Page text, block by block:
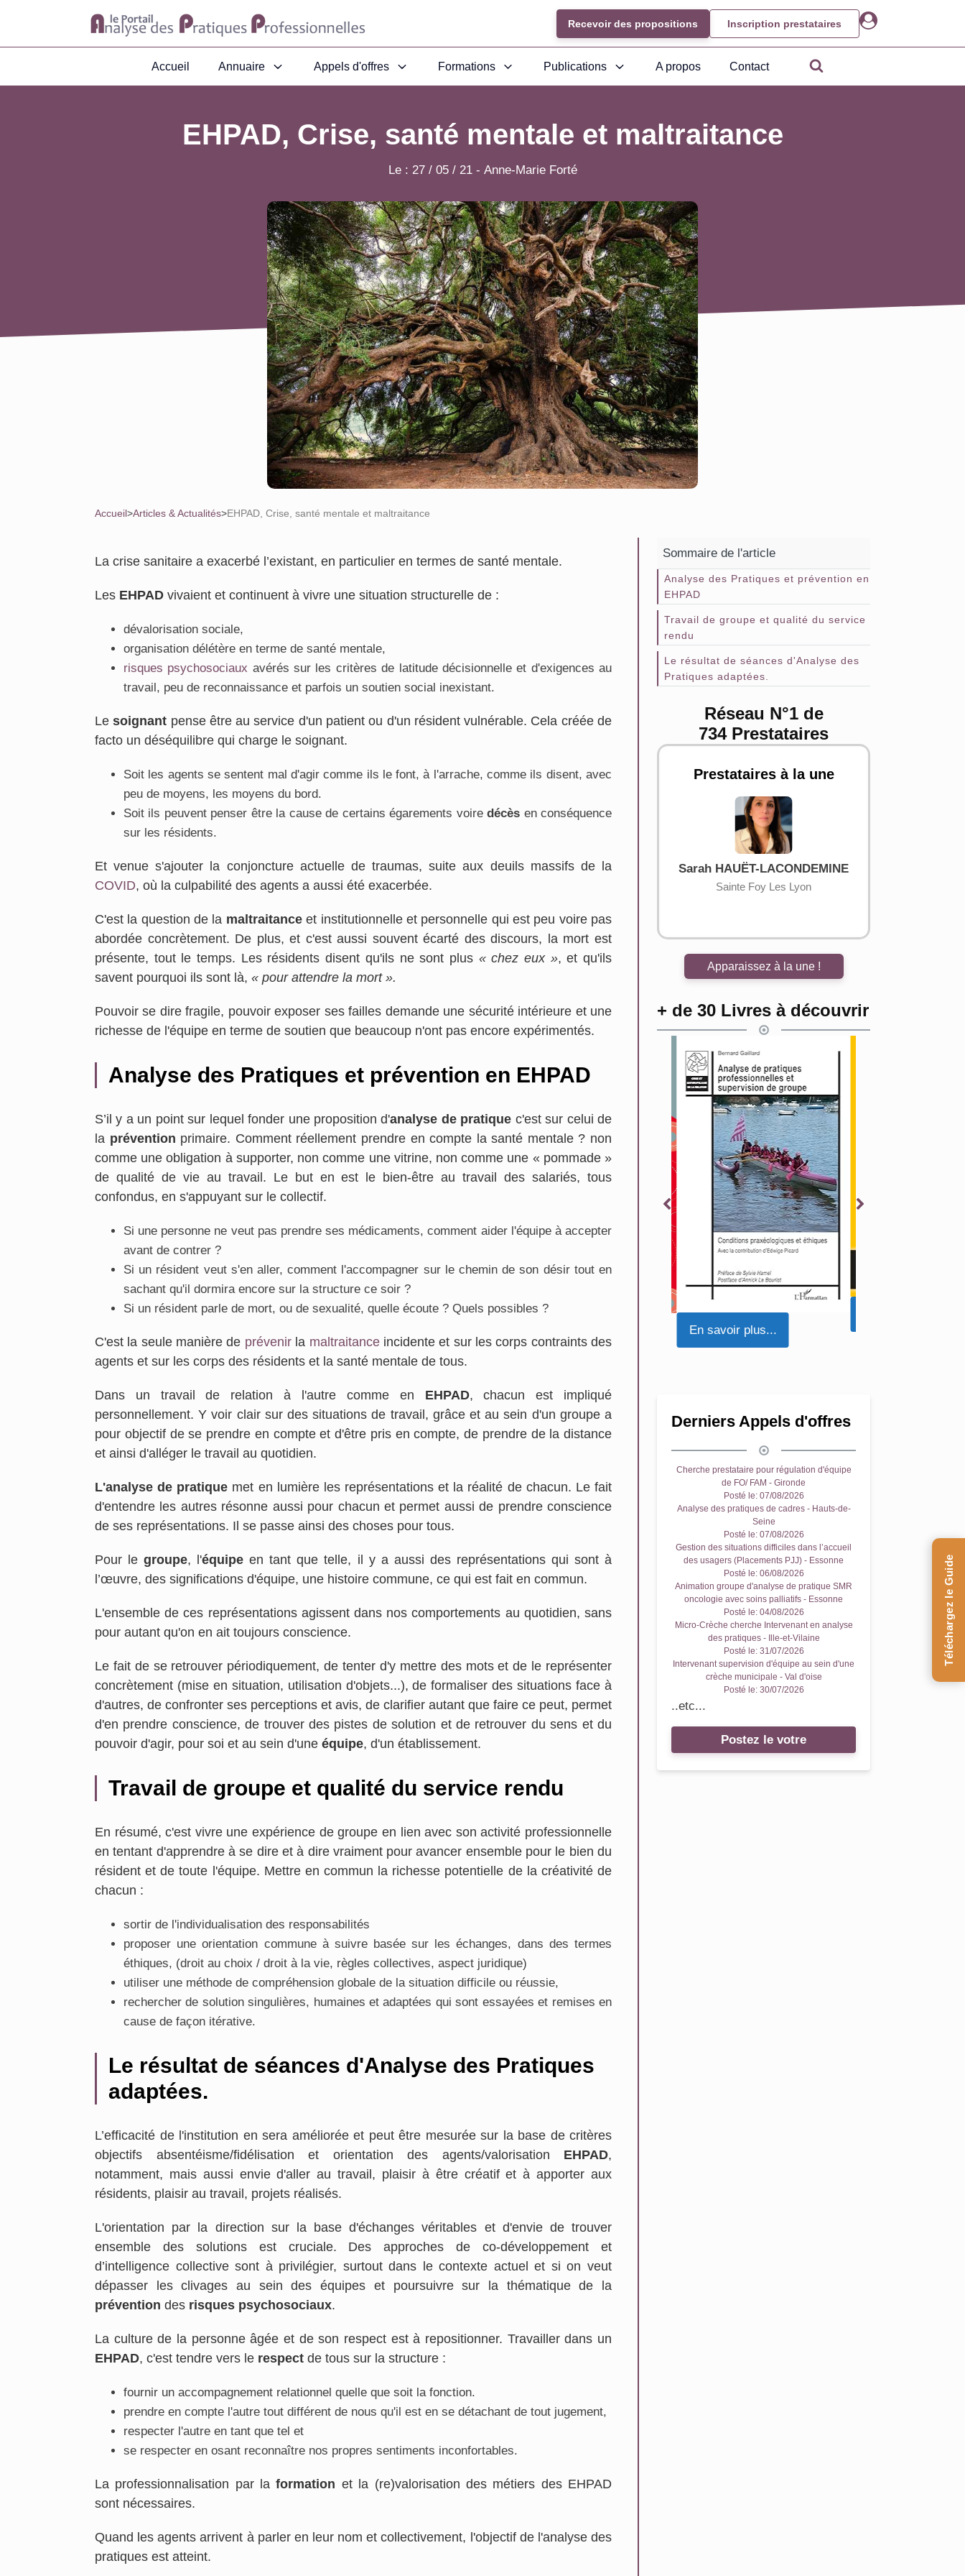
Recevoir des propositions Inscription prestataires
Accueil Annuaire Appels d'offres Formations Publications A propos Contact
EHPAD, Crise, santé mentale et maltraitance
Le : 27 / 05 / 21- Anne-Marie Forté
Accueil>Articles & Actualités>EHPAD, Crise, santé mentale et maltraitance
La crise sanitaire a exacerbé l’existant, en particulier en termes de santé mentale.
Les EHPAD vivaient et continuent à vivre une situation structurelle de :
dévalorisation sociale,
organisation délétère en terme de santé mentale,
risques psychosociaux avérés sur les critères de latitude décisionnelle et d'exigences au
travail, peu de reconnaissance et parfois un soutien social inexistant.
Lesoignant pense être au service d'un patient ou d'un résident vulnérable. Cela créée de
facto un déséquilibre qui charge le soignant.
Soit les agents se sentent mal d'agir comme ils le font, à l'arrache, comme ils disent, avec
peu de moyens, les moyens du bord.
Soit ils peuvent penser être la cause de certains égarements voiredécès en conséquence
sur les résidents.
Et venue s'ajouter la conjoncture actuelle de traumas, suite aux deuils massifs de la
COVID, où la culpabilité des agents a aussi été exacerbée.
C'est la question de la maltraitanceet institutionnelle et personnelle qui est peu voire pas
abordée concrètement. De plus, et c'est aussi souvent écarté des discours, la mort est
présente, tout le temps. Les résidents disent qu'ils ne sont plus « chez eux », et qu'ils
savent pourquoi ils sont là, « pour attendre la mort ».
Pouvoir se dire fragile, pouvoir exposer ses failles demande une sécurité intérieure et une
richesse de l'équipe en terme de soutien que beaucoup n'ont pas encore expérimentés.
Analyse des Pratiques et prévention en EHPAD
S’il y a un point sur lequel fonder une proposition d'analyse de pratique c'est sur celui de
la prévention primaire. Comment réellement prendre en compte la santé mentale ? non
comme une obligation à supporter, non comme une vitrine, non comme une « pommade »
de qualité de vie au travail. Le but en est le bien-être au travail des salariés, tous
confondus, en s'appuyant sur le collectif.
Si une personne ne veut pas prendre ses médicaments, comment aider l'équipe à accepter
avant de contrer ?
Si un résident veut s'en aller, comment l'accompagner sur le chemin de son désir tout en
sachant qu'il dormira encore sur la structure ce soir ?
Si un résident parle de mort, ou de sexualité, quelle écoute ? Quels possibles ?
C'est la seule manière de prévenirla maltraitanceincidente et sur les corps contraints des
agents et sur les corps des résidents et la santé mentale de tous.
Dans un travail de relation à l'autre comme en EHPAD, chacun est impliqué
personnellement. Y voir clair sur des situations de travail, grâce et au sein d'un groupe a
pour objectif de se prendre en compte et d'être pris en compte, de prendre de la distance
et ainsi d'alléger le travail au quotidien.
L'analyse de pratique met en lumière les représentations et la réalité de chacun. Le fait
d'entendre les autres résonne aussi pour chacun et permet aussi de prendre conscience
de ses représentations. Il se passe ainsi des choses pour tous.
Pour legroupe, l'équipeen tant que telle, il y a aussi des représentations qui sont à
l’œuvre, des significations d'équipe, une histoire commune, ce qui est fait en commun.
L'ensemble de ces représentations agissent dans nos comportements au quotidien, sans
pour autant qu'on en ait toujours conscience.
Le fait de se retrouver périodiquement, de tenter d'y mettre des mots et de le représenter
concrètement (mise en situation, utilisation d'objets...), de formaliser des situations face à
d'autres, de confronter ses perceptions et avis, de clarifier autant que faire ce peut, permet
d'en prendre conscience, de trouver des pistes de solution et de retrouver du sens et du
pouvoir d'agir, pour soi et au sein d'une équipe, d'un établissement.
Travail de groupe et qualité du service rendu
En résumé, c'est vivre une expérience de groupe en lien avec son activité professionnelle
en tentant d'apprendre à se dire et à dire vraiment pour avancer ensemble pour le bien du
résident et de toute l'équipe. Mettre en commun la richesse potentielle de la créativité de
chacun :
sortir de l'individualisation des responsabilités
proposer une orientation commune à suivre basée sur les échanges, dans des termes
éthiques, (droit au choix / droit à la vie, règles collectives, aspect juridique)
utiliser une méthode de compréhension globale de la situation difficile ou réussie,
rechercher de solution singulières, humaines et adaptées qui sont essayées et remises en
cause de façon itérative.
Le résultat de séances d'Analyse des Pratiques
adaptées.
L’efficacité de l'institution en sera améliorée et peut être mesurée sur la base de critères
objectifs absentéisme/fidélisation et orientation des agents/valorisation EHPAD,
notamment, mais aussi envie d'aller au travail, plaisir à être créatif et à apporter aux
résidents, plaisir au travail, projets réalisés.
L'orientation par la direction sur la base d'échanges véritables et d'envie de trouver
ensemble des solutions est cruciale. Des approches de co-développement et
d’intelligence collective sont à privilégier, surtout dans le contexte actuel et si on veut
dépasser les clivages au sein des équipes et poursuivre sur la thématique de la
prévention des risques psychosociaux.
La culture de la personne âgée et de son respect est à repositionner. Travailler dans un
EHPAD, c'est tendre vers le respect de tous sur la structure :
fournir un accompagnement relationnel quelle que soit la fonction.
prendre en compte l'autre tout différent de nous qu'il est en se détachant de tout jugement,
respecter l'autre en tant que tel et
se respecter en osant reconnaître nos propres sentiments inconfortables.
La professionnalisation par laformation et la (re)valorisation des métiers des EHPAD
sont nécessaires.
Quand les agents arrivent à parler en leur nom et collectivement, l'objectif de l'analyse des
pratiques est atteint.
Sommaire de l'article
Analyse des Pratiques et prévention en
EHPAD
Travail de groupe et qualité du service
rendu
Le résultat de séances d'Analyse des
Pratiques adaptées.
Réseau N°1 de
734 Prestataires
Prestataires à la une
Gabrielle Pineau Sarah HAUËT-LACONDEMINE
Sainte Foy Les Lyon
Apparaissez à la une !
+ de 30 Livres à découvrir
En savoir plus...
Derniers Appels d'offres
Cherche prestataire pour régulation d'équipe
de FO/ FAM - Gironde
Posté le: 07/08/2026
Analyse des pratiques de cadres - Hauts-de-
Seine
Posté le: 07/08/2026
Gestion des situations difficiles dans l’accueil
des usagers (Placements PJJ) - Essonne
Posté le: 06/08/2026
Animation groupe d'analyse de pratique SMR
oncologie avec soins palliatifs - Essonne
Posté le: 04/08/2026
Micro-Crèche cherche Intervenant en analyse
des pratiques - Ille-et-Vilaine
Posté le: 31/07/2026
Intervenant supervision d'équipe au sein d'une
crèche municipale - Val d'oise
Posté le: 30/07/2026
..etc...
Postez le votre
Téléchargez le Guide